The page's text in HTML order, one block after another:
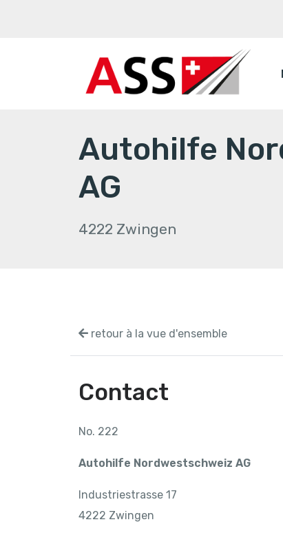
Autohilfe
AG
4222 Zwingen
retour à la vue d'ensemble
Contact
No. 222
Autohilfe Nordwestschweiz AG
Industriestrasse 17
4222 Zwingen